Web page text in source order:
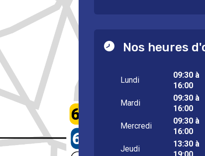
Nos heures
Lundi
09:30 à
16:00
Mardi
09:30 à
16:00
Mercredi
09:30 à
16:00
Jeudi
13:30 à